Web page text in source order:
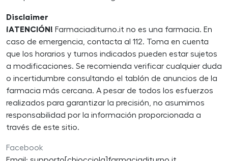
Disclaimer
¡ATENCIÓN! Farmaciaditurno.it no es una farmacia. En
caso de emergencia, contacta al 112. Toma en cuenta
que los horarios y turnos indicados pueden estar sujetos
a modificaciones. Se recomienda verificar cualquier duda
o incertidumbre consultando el tablón de anuncios de la
farmacia más cercana. A pesar de todos los esfuerzos
realizados para garantizar la precisión, no asumimos
responsabilidad por la información proporcionada a
través de este sitio.
Facebook